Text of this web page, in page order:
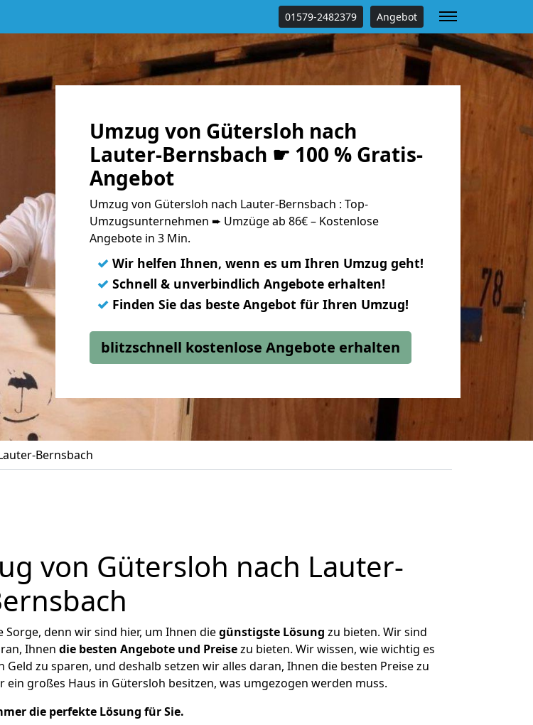
01579-2482379 Angebot
Umzug von Gütersloh nach
Lauter-Bernsbach ☛ 100 % Gratis-
Angebot
Umzug von Gütersloh nach Lauter-Bernsbach : Top-
Umzugsunternehmen ➨ Umzüge ab 86€ – Kostenlose
Angebote in 3 Min.
✓ Wir helfen Ihnen, wenn es um Ihren Umzug geht!
✓ Schnell & unverbindlich Angebote erhalten!
✓ Finden Sie das beste Angebot für Ihren Umzug!
blitzschnell kostenlose Angebote erhalten
Bernsbach
von Gütersloh nach Lauter-
denn wir sind hier, um Ihnen diegünstigste Lösung zu bieten. Wir sind
Ihnen die besten Angebote und Preisezu bieten. Wir wissen, wie wichtig es
zu sparen, und deshalb setzen wir alles daran, Ihnen die besten Preise zu
großes Haus in Gütersloh besitzen, was umgezogen werden muss.
die perfekte Lösung für Sie.